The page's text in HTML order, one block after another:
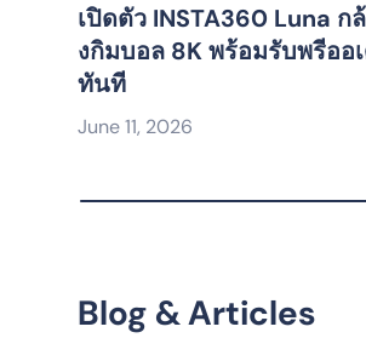
เปิดตัว INSTA360 Luna ก
งกิมบอล 8K พร้อมรับพรีออ
ทันที
June 11, 2026
Blog & Articles